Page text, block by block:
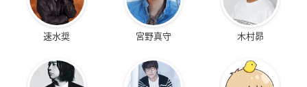
速水奨 宮野真守 木村昴